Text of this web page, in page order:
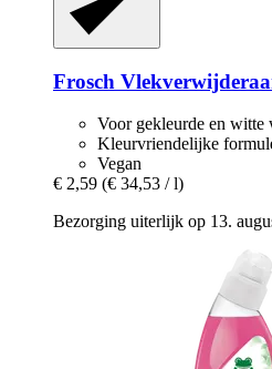
Frosch
Voor gekleurde en witte
Kleurvriendelijke
Vegan
€ 2,59 (€ 34,53 / l)
Bezorging uiterlijk op 13.